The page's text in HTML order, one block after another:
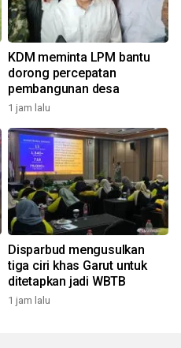
KDM meminta LPM bantu
dorong percepatan
pembangunan desa
1 jam lalu
Disparbud mengusulkan
tiga ciri khas Garut untuk
ditetapkan jadi WBTB
1 jam lalu